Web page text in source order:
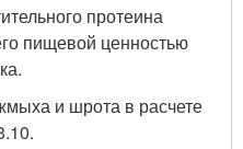
протеина
пищевой ценностью
и шрота в расчете